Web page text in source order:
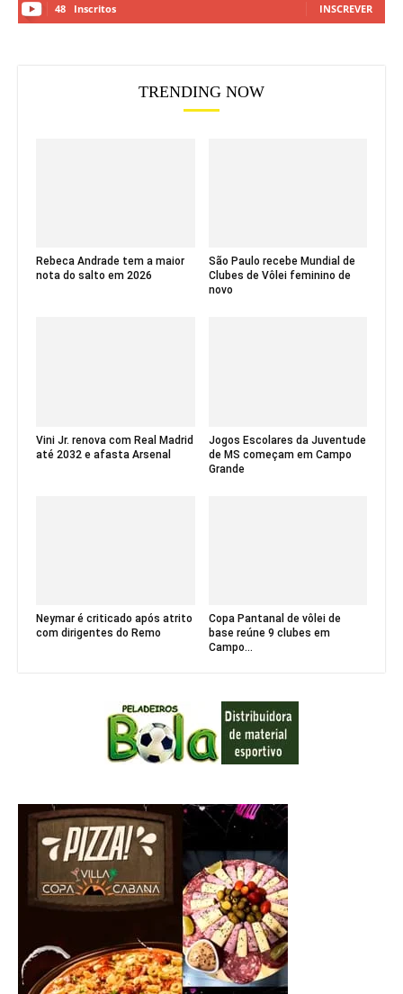
48 Inscritos INSCREVER
TRENDING NOW
Rebeca Andrade tem a maior
nota do salto em 2026
São Paulo recebe Mundial de
Clubes de Vôlei feminino de
novo
Vini Jr. renova com Real Madrid
até 2032 e afasta Arsenal
Jogos Escolares da Juventude
de MS começam em Campo
Grande
Neymar é criticado após atrito
com dirigentes do Remo
Copa Pantanal de vôlei de
base reúne 9 clubes em
Campo...